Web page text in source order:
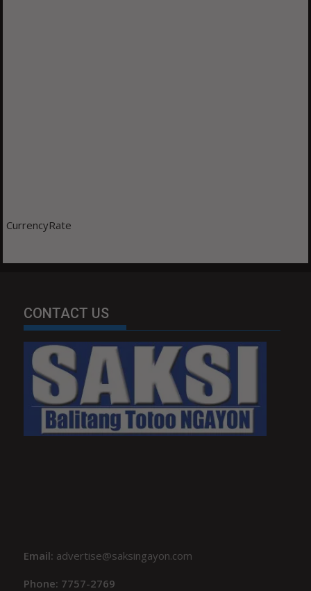
CurrencyRate
CONTACT US
Email: advertise@saksingayon.com
Phone: 7757-2769